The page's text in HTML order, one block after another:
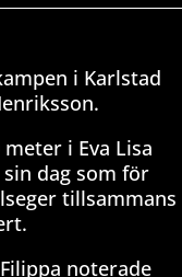
i Karlstad
i Eva Lisa
dag som för
tillsammans
noterade